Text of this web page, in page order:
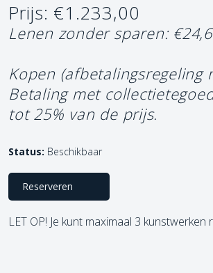
Prijs: €1.233,00
Lenen zonder sparen:
Kopen (afbetalingsregeling
Betaling met
tot 25% van de prijs.
Status: Beschikbaar
Reserveren
LET OP! Je kunt maximaal 3 kunstwerken